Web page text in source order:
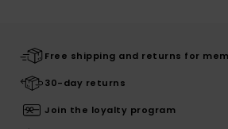
Free shipping and returns for
30-day returns
Join the loyalty program